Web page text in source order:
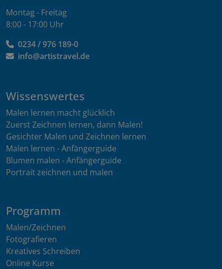
Montag - Freitag
8:00 - 17:00 Uhr
0234 / 976 189-0
info@artistravel.de
Wissenswertes
Malen lernen macht glücklich
Zuerst Zeichnen lernen, dann Malen!
Gesichter Malen und Zeichnen lernen
Malen lernen - Anfängerguide
Blumen malen - Anfängerguide
Portrait zeichnen und malen
Programm
Malen/Zeichnen
Fotografieren
Kreatives Schreiben
Online Kurse